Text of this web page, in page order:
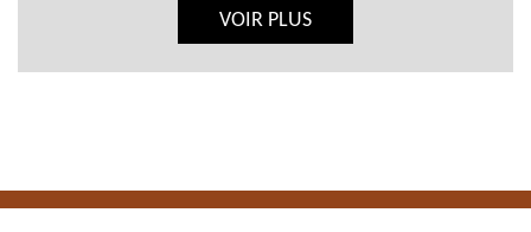
VOIR PLUS